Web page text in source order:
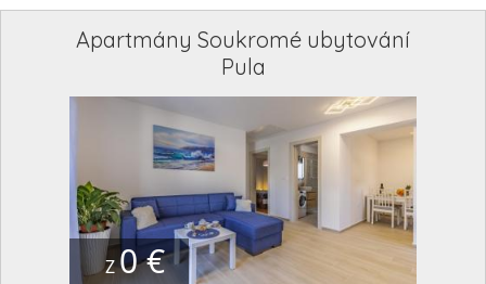
Apartmány Soukromé ubytování
Pula
Z0 €